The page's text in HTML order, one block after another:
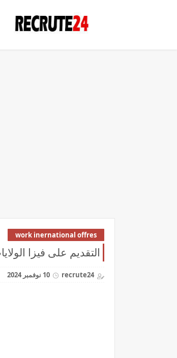
work inernational offres
التقديم على فيزا الولايات
recrute24 10 نوفمبر 2024